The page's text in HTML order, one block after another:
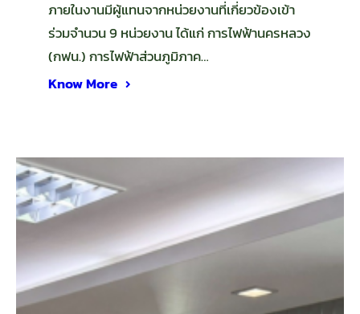
ภายในงานมีผู้แทนจากหน่วยงานที่เกี่ยวข้องเข้า
ร่วมจำนวน 9 หน่วยงาน ได้แก่ การไฟฟ้านครหลวง
(กฟน.) การไฟฟ้าส่วนภูมิภาค…
Know More